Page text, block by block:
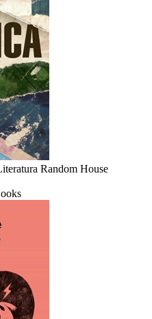
Random House